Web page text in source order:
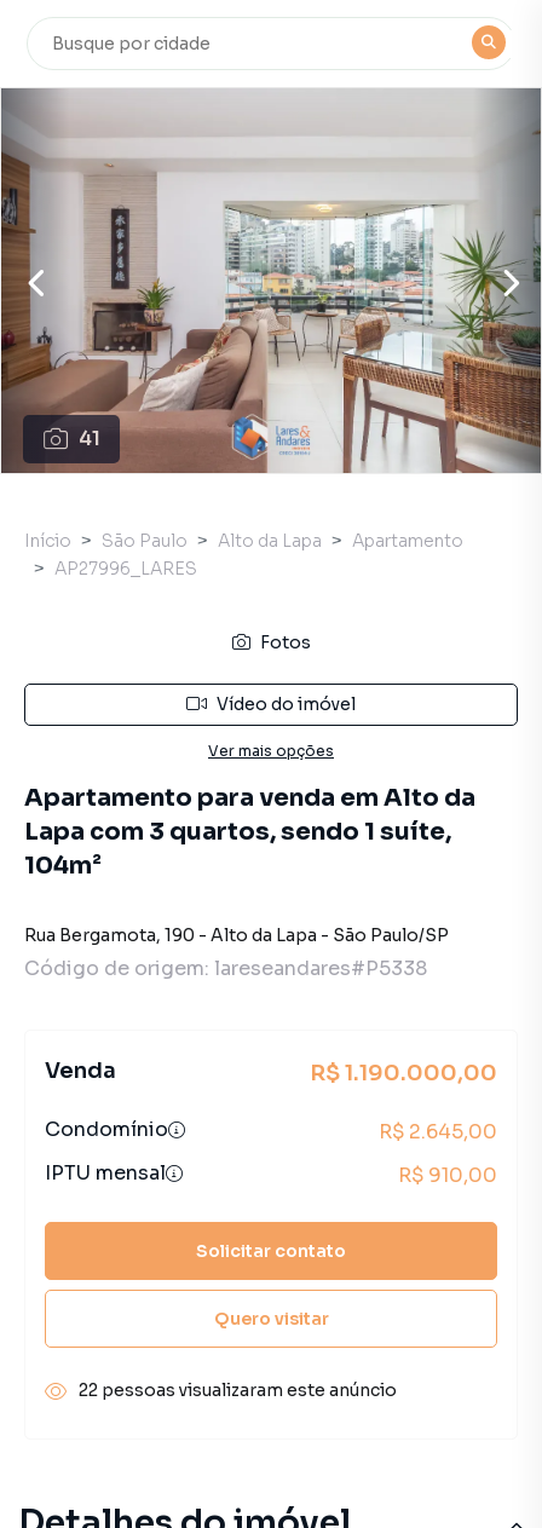
41
Início São Paulo Alto da Lapa
Apartamento
AP27996_LARES
Fotos
Vídeo do imóvel
Ver mais opções
Apartamento para venda em Alto da
Lapa com 3 quartos, sendo 1 suíte,
104m²
Rua Bergamota, 190 - Alto da Lapa - São Paulo/SP
Código de origem: lareseandares#P5338
Venda R$ 1.190.000,00
Condomínio
R$ 2.645,00
IPTU mensal
R$ 910,00
Solicitar contato
Quero visitar
22 pessoas visualizaram este anúncio